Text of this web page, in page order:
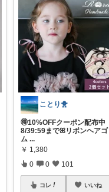
ことり🐥
🉐10%OFFクーポン配布中
8/39:59までꕤリボンヘアゴ
ム ...
￥ 1,380
0 0 101
コレ いいね